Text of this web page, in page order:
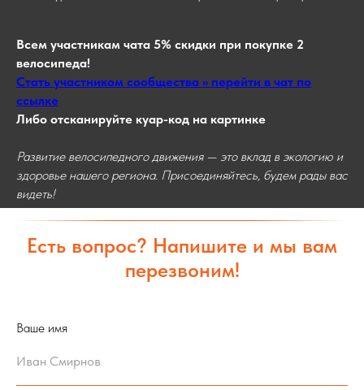
Всем участникам чата 5% скидки при покупке 2
велосипеда!
Стать участником сообщества >> перейти в чат по
ссылке
Либо отсканируйте куар-код на картинке
Развитие велосипедного движения — это вклад в экологию и
здоровье нашего региона. Присоединяйтесь, будем рады вас
видеть!
Есть вопрос? Напишите и мы вам
перезвоним!
Ваше имя